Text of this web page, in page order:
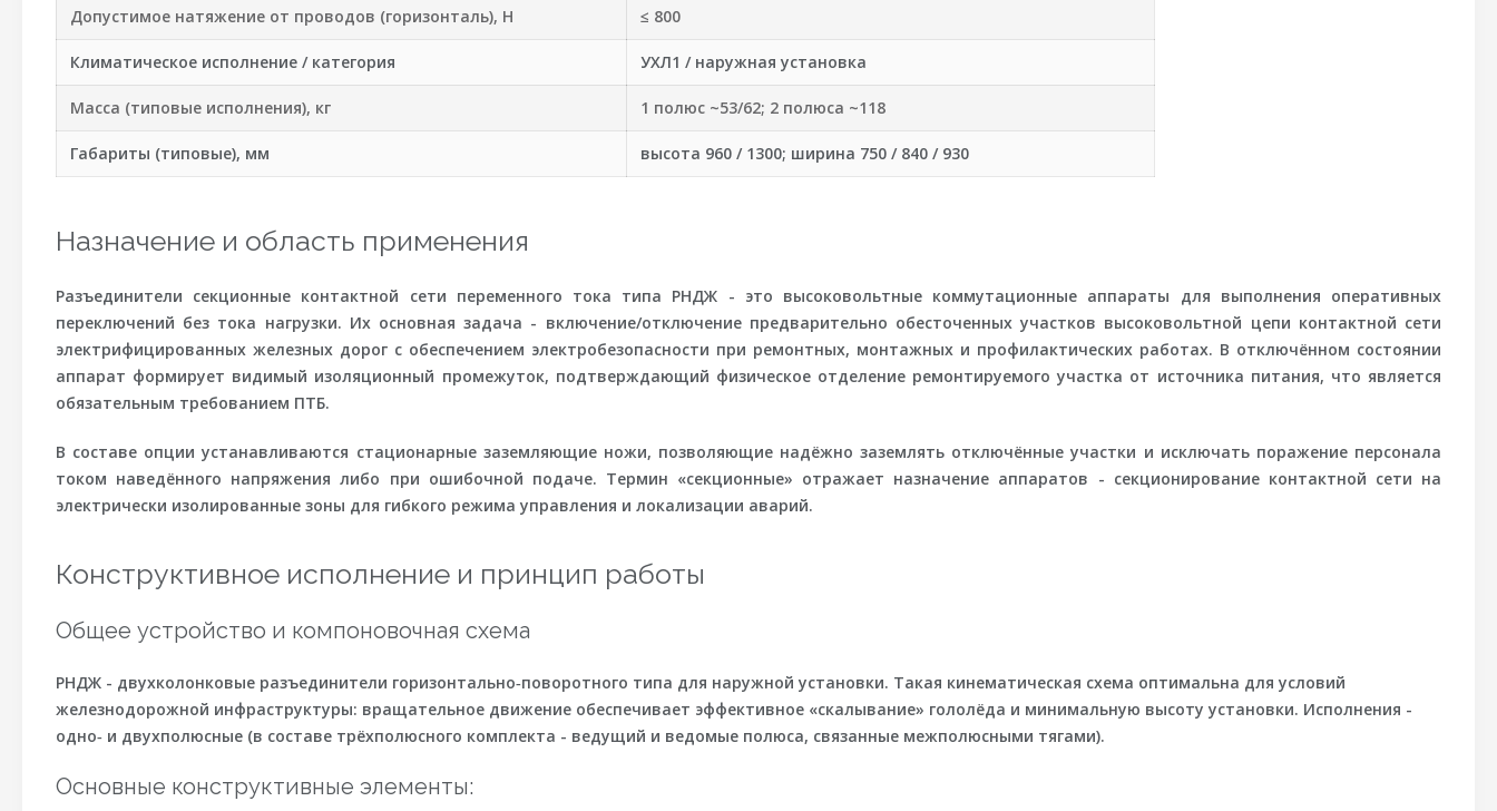
Допустимое натяжение от проводов (горизонталь), Н ≤ 800
Климатическое исполнение / категория УХЛ1 / наружная установка
Масса (типовые исполнения), кг 1 полюс ~53/62; 2 полюса ~118
Габариты (типовые), мм высота 960 / 1300; ширина 750 / 840 / 930
Назначение и область применения
Разъединители секционные контактной сети переменного тока типа РНДЖ - это высоковольтные коммутационные аппараты для выполнения оперативных
переключений без тока нагрузки. Их основная задача - включение/отключение предварительно обесточенных участков высоковольтной цепи контактной сети
электрифицированных железных дорог с обеспечением электробезопасности при ремонтных, монтажных и профилактических работах. В отключённом состоянии
аппарат формирует видимый изоляционный промежуток, подтверждающий физическое отделение ремонтируемого участка от источника питания, что является
обязательным требованием ПТБ.
В составе опции устанавливаются стационарные заземляющие ножи, позволяющие надёжно заземлять отключённые участки и исключать поражение персонала
током наведённого напряжения либо при ошибочной подаче. Термин «секционные» отражает назначение аппаратов - секционированиеконтактной сети на
электрически изолированные зоны для гибкого режима управления и локализации аварий.
Конструктивное исполнение и принцип работы
Общее устройство и компоновочная схема
РНДЖ - двухколонковые разъединители горизонтально‑поворотного типа для наружной установки. Такая кинематическая схема оптимальна для условий
железнодорожной инфраструктуры: вращательное движение обеспечивает эффективное «скалывание» гололёда и минимальную высоту установки. Исполнения -
одно‑ и двухполюсные (в составе трёхполюсного комплекта - ведущий и ведомые полюса, связанные межполюсными тягами).
Основные конструктивные элементы: